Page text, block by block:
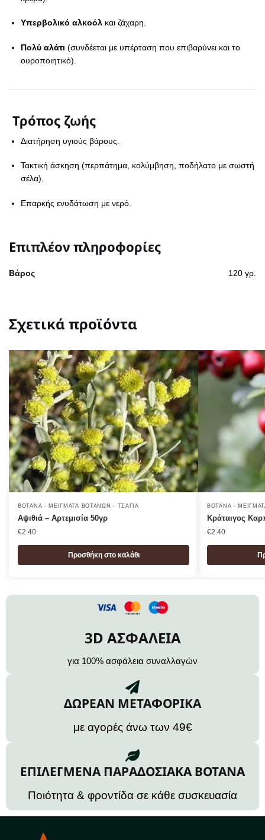
Υπερβολικό αλκοόλ και ζάχαρη.
Πολύ αλάτι (συνδέεται με υπέρταση που επιβαρύνει και το
ουροποιητικό).
Τρόπος ζωής
Διατήρηση υγιούς βάρους.
Τακτική άσκηση (περπάτημα, κολύμβηση, ποδήλατο με σωστή
σέλα).
Επαρκής ενυδάτωση με νερό.
Επιπλέον πληροφορίες
Βάρος 120 γρ.
Σχετικά προϊόντα
ΒΌΤΑΝΑ - ΜΕΊΓΜΑΤΑ ΒΟΤΆΝΩΝ - ΤΣΆΓΙΑ
Αψιθιά – Αρτεμισία 50γρ
€2.40
Προσθήκη στο καλάθι
ΒΌΤΑΝΑ -
Κράταιγος
€2.40
3D ΑΣΦΑΛΕΙΑ
για 100% ασφάλεια συναλλαγών
ΔΩΡΕΑΝ ΜΕΤΑΦΟΡΙΚΑ
με αγορές άνω των 49€
ΕΠΙΛΕΓΜΕΝΑ ΠΑΡΑΔΟΣΙΑΚΑ ΒΟΤΑΝΑ
Ποιότητα & φροντίδα σε κάθε συσκευασία